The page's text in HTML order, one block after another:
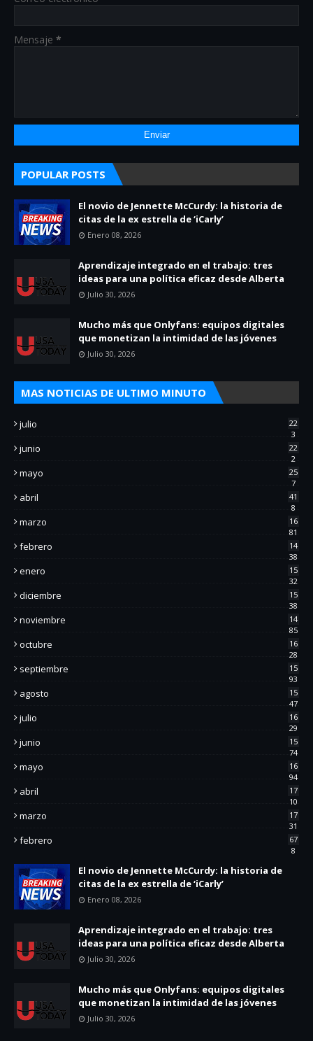
Mensaje *
POPULAR POSTS
El novio de Jennette McCurdy: la historia de
citas de la ex estrella de ‘iCarly’
Enero 08, 2026
Aprendizaje integrado en el trabajo: tres
ideas para una política eficaz desde Alberta
Julio 30, 2026
Mucho más que Onlyfans: equipos digitales
que monetizan la intimidad de las jóvenes
Julio 30, 2026
MAS NOTICIAS DE ULTIMO MINUTO
julio
22
3
junio
22
2
mayo
25
7
abril
41
8
marzo
16
81
febrero
14
38
enero
15
32
diciembre
15
38
noviembre
14
85
octubre
16
28
septiembre
15
93
agosto
15
47
julio
16
29
junio
15
74
mayo
16
94
abril
17
10
marzo
17
31
febrero
67
8
El novio de Jennette McCurdy: la historia de
citas de la ex estrella de ‘iCarly’
Enero 08, 2026
Aprendizaje integrado en el trabajo: tres
ideas para una política eficaz desde Alberta
Julio 30, 2026
Mucho más que Onlyfans: equipos digitales
que monetizan la intimidad de las jóvenes
Julio 30, 2026